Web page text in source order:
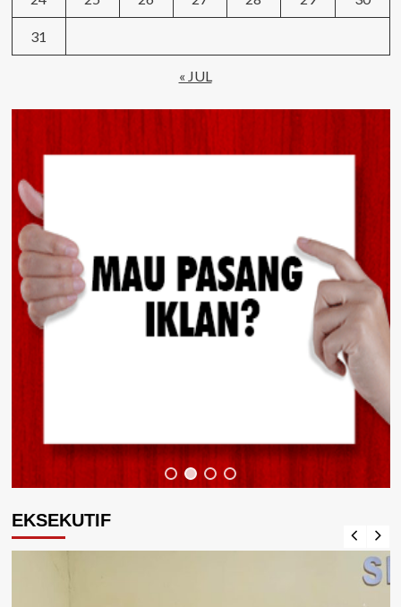
31
« JUL
EKSEKUTIF